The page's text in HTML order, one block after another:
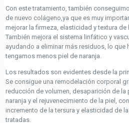
Con este tratamiento, también
de nuevo colágeno,ya que es muy
mejorar la firmeza, elasticidad y textura de
También mejora el sistema linfático y
ayudando a eliminar más residuos, lo que
tengamos menos piel de naranja.
Los resultados son evidentes desde la
Se consigue una remodelación corporal
reducción de volumen, desaparición de la
naranja y el rejuvenecimiento de la piel,
incremento de la tersura y elasticidad de
tratadas.